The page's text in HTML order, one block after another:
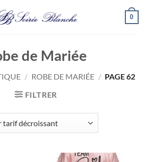
0
de Mariée
/ ROBE DE MARIÉE / PAGE 62
FILTRER